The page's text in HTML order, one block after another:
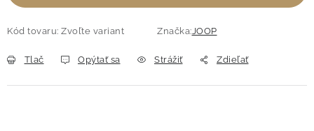
Kód tovaru: Zvoľte variant Značka:JOOP
Tlač Opýtať sa Strážiť Zdieľať